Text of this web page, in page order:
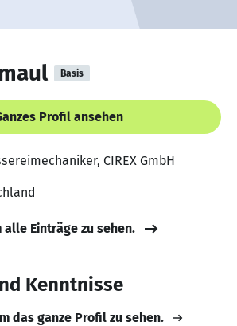
Basis
Profil ansehen
CIREX GmbH
alle Einträge zu sehen.
Kenntnisse
das ganze Profil zu sehen.